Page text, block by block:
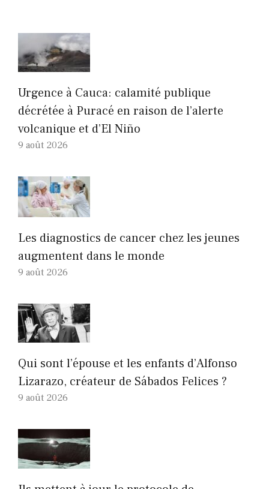
Urgence à Cauca: calamité publique
décrétée à Puracé en raison de l’alerte
volcanique et d’El Niño
9 août 2026
Les diagnostics de cancer chez les jeunes
augmentent dans le monde
9 août 2026
Qui sont l’épouse et les enfants d’Alfonso
Lizarazo, créateur de Sábados Felices ?
9 août 2026